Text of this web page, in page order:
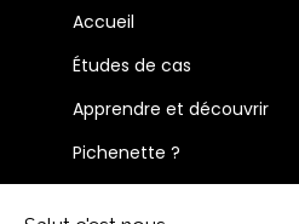
Accueil
Études de cas
Apprendre et découvrir
Pichenette ?